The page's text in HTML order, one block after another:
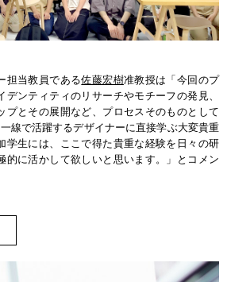
担当教員である佐藤宏樹准教授は「今回のプ
デンティティのリサーチやモチーフの発見、
プとその展開など、プロセスそのものとして
線で活躍するデザイナーに直接学ぶ大変貴重
学生には、ここで得た貴重な経験を日々の研
的に活かして欲しいと思います。」とコメン